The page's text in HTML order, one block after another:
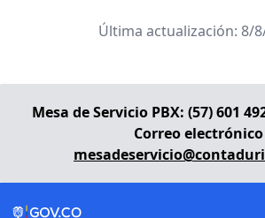
Última actualización: 8/
Mesa de Servicio PBX: (57) 601
Correo electrónico